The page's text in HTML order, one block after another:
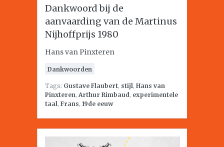
Dankwoord bij de
aanvaarding van de Martinus
Nijhoffprijs 1980
Hans van Pinxteren
Dankwoorden
Tags: Gustave Flaubert, stijl, Hans van
Pinxteren, Arthur Rimbaud, experimentele
taal, Frans, 19de eeuw